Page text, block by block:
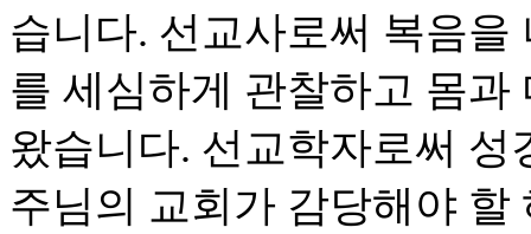
습니다. 선교사로써 복음
를 세심하게 관찰하고 몸
왔습니다. 선교학자로써
주님의 교회가 감당해야